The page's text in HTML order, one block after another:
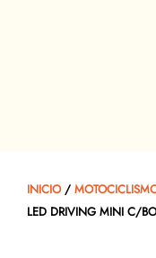
INICIO/
LED DRIVING MINI C/